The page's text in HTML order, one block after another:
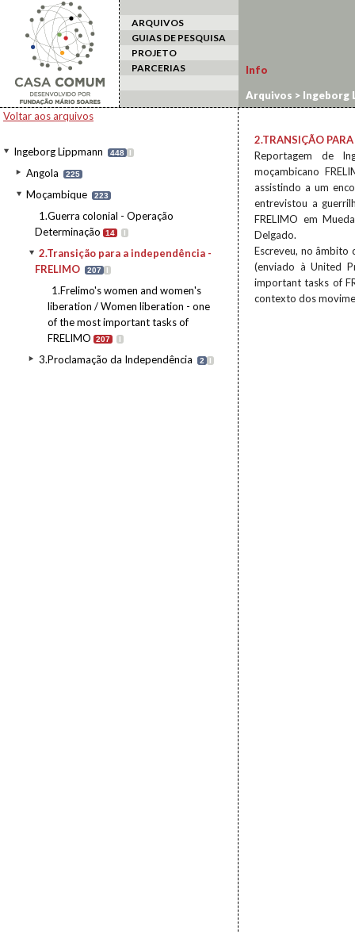
ARQUIVOS
GUIAS DE PESQUISA
PROJETO
PARCERIAS
Voltar aos arquivos
Ingeborg Lippmann 448 I
Angola 225
Moçambique 223
1.Guerra colonial - Operação
Determinação
14 I
2.Transição para a independência -
FRELIMO
207 I
1.Frelimo's women and women's
liberation / Women liberation - one
of the most important tasks of
FRELIMO
207 I
3.Proclamação da Independência 2 I
Info
Arquivos > Ingeborg
2.TRANSIÇÃO
Reportagem de
moçambicano
assistindo a um
entrevistou a
FRELIMO em
Delgado.
Escreveu, no âmbito
(enviado à United
important tasks of
contexto dos